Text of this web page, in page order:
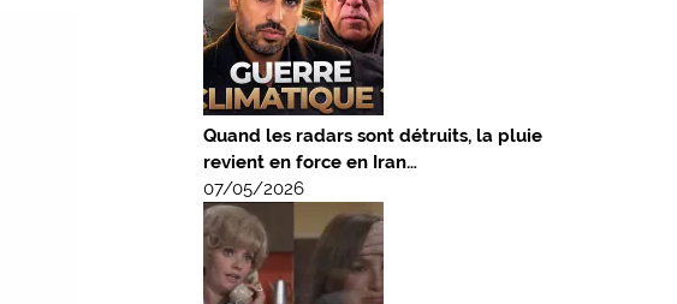
Quand les radars sont détruits, la pluie
revient en force en Iran…
07/05/2026